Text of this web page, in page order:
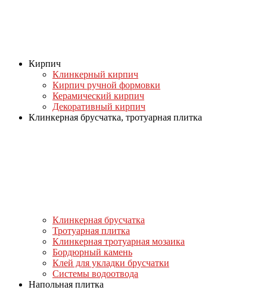
Кирпич
Клинкерный кирпич
Кирпич ручной формовки
Керамический кирпич
Декоративный кирпич
Клинкерная брусчатка, тротуарная плитка
Клинкерная брусчатка
Тротуарная плитка
Клинкерная тротуарная мозаика
Бордюрный камень
Клей для укладки брусчатки
Системы водоотвода
Напольная плитка